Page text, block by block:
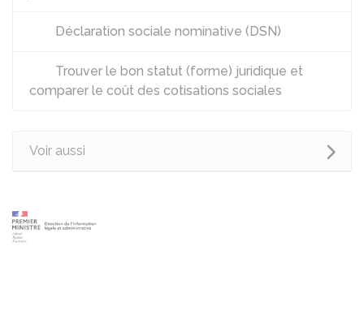
Déclaration sociale nominative (DSN)
Trouver le bon statut (forme) juridique et
comparer le coût des cotisations sociales
Voir aussi